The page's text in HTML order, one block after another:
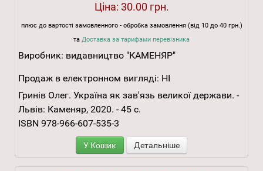
Ціна: 30.00 грн.
плюс до вартості замовленного - обробка замовлення (від 10 до 40 грн.)
та Доставка за тарифами перевізника
Виробник: видавництво "КАМЕНЯР"
Продаж в електронном вигляді: НІ
Гринів Олег. Україна як зав'язь великої держави. -
Львів: Каменяр, 2020. - 45 с.
ISBN 978-966-607-535-3
У Кошик Детальніше